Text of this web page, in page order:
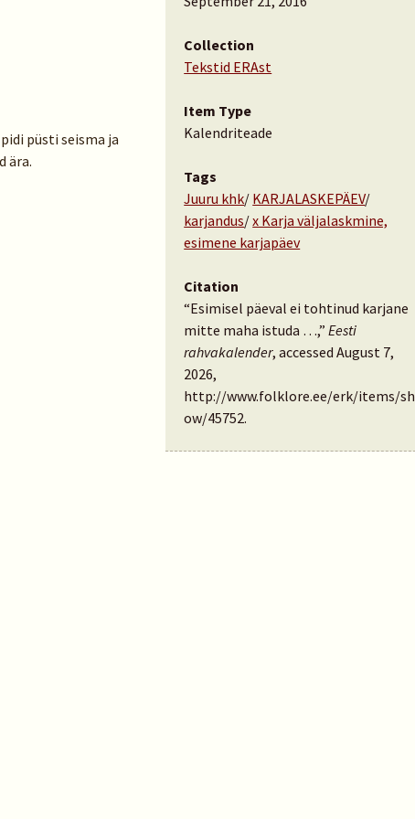
püsti seisma ja
ära.
Collection
Tekstid ERAst
Item Type
Kalendriteade
Tags
Juuru khk/ KARJALASKEPÄEV/
karjandus/x Karja väljalaskmine,
esimene karjapäev
Citation
“Esimisel päeval ei tohtinud karjane
mitte maha istuda …,”Eesti
rahvakalender, accessed August 7,
2026,
http://www.folklore.ee/erk/items/sh
ow/45752.